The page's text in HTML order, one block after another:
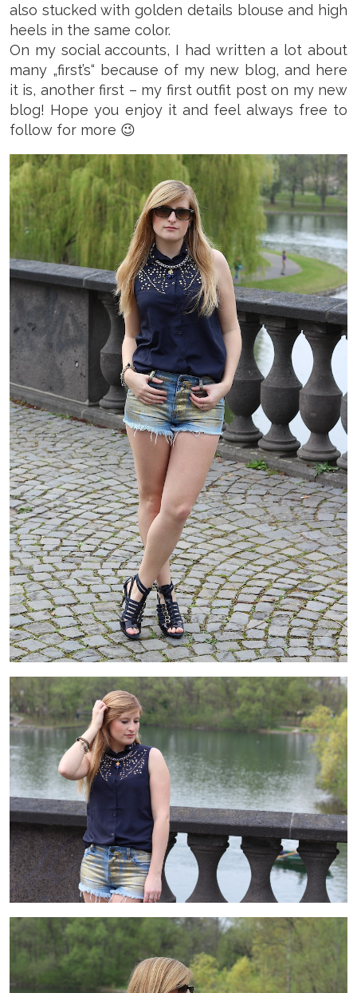
also stucked with golden details blouse and high
heels in the same color.
On my social accounts, I had written a lot about
many „first’s“ because of my new blog, and here
it is, another first – my first outfit post on my new
blog! Hope you enjoy it and feel always free to
follow for more 😉